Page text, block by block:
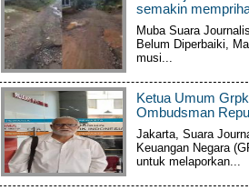
semakin
Muba Suara
Belum Diperbaiki,
musi...
Ketua Umum
Ombudsman
Jakarta, Suara
Keuangan Negara
untuk melaporkan...